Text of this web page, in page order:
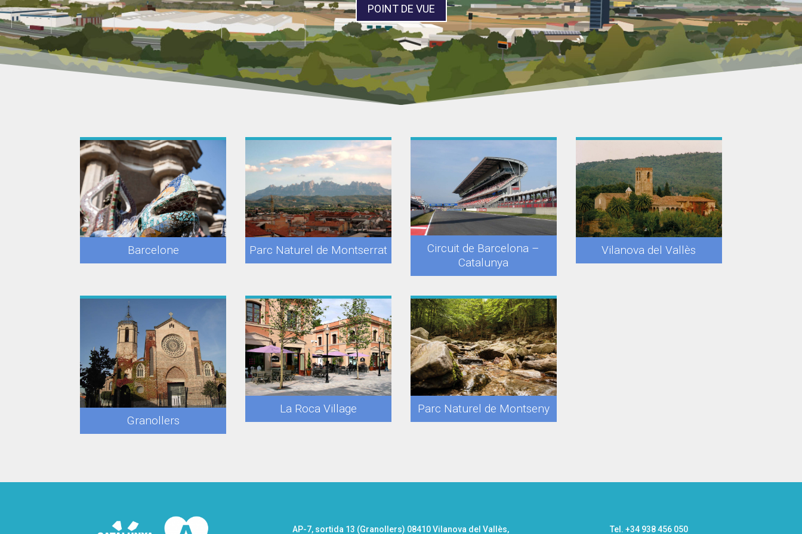
POINT DE VUE
Barcelone Parc Naturel de Montserrat
Circuit de Barcelona –
Catalunya
Vilanova del Vallès
Granollers
La Roca Village Parc Naturel de Montseny
AP-7, sortida 13 (Granollers) 08410 Vilanova del Vallès, Tel. +34 938 456 050